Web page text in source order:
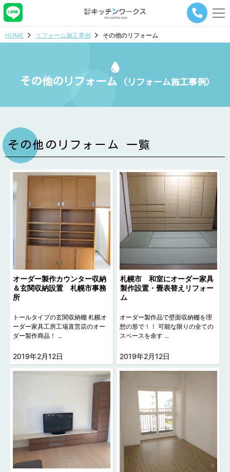
メ
ー
ン
HOME リフォーム施工事例 その他のリフォーム
その他のリフォーム (リフォーム施工事例)
その他のリフォーム 一覧
オーダー製作カウンター収納
＆玄関収納設置 札幌市事務
所
トールタイプの玄関収納棚 札幌オ
ーダー家具工房工場直営店のオー
ダー製作商品！ ...
2019年2月12日
札幌市 和室にオーダー家具
製作設置・畳表替えリフォー
ム
オーダー製作品で壁面収納棚を理
想の形で！！ 可能な限りの全ての
スペースを余す ...
2019年2月12日